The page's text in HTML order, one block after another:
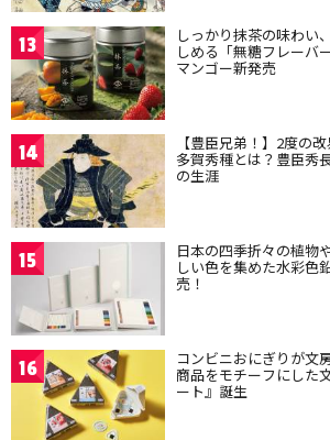
13 しっかり抹茶の味わい
しめる「無糖フレーバ
マンゴー新発売
14 【豊臣兄弟！】2度の
多賀秀種とは？豊臣秀
の生涯
15 日本の四季折々の植物
しい色を集めた水彩色
売！
16 コンビニおにぎりが文
商品をモチーフにした
ート』誕生